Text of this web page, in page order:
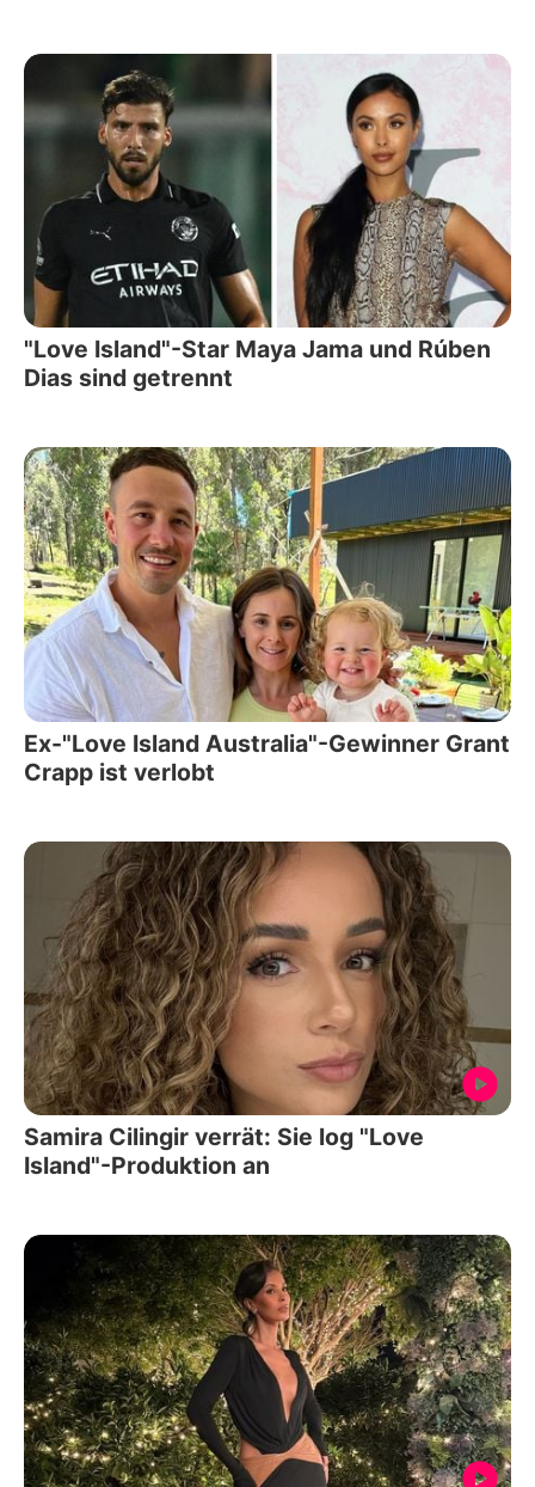
"Love Island"-Star Maya Jama und Rúben
Dias sind getrennt
Ex-"Love Island Australia"-Gewinner Grant
Crapp ist verlobt
Samira Cilingir verrät: Sie log "Love
Island"-Produktion an